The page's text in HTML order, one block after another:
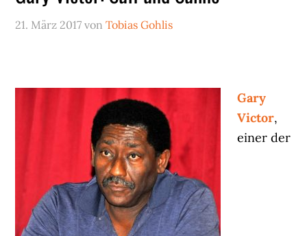
21. März 2017 vonTobias Gohlis
Gary
Victor,
einer der